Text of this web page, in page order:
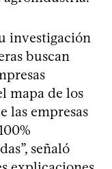
investigación
buscan
mapa de los
las empresas
señaló